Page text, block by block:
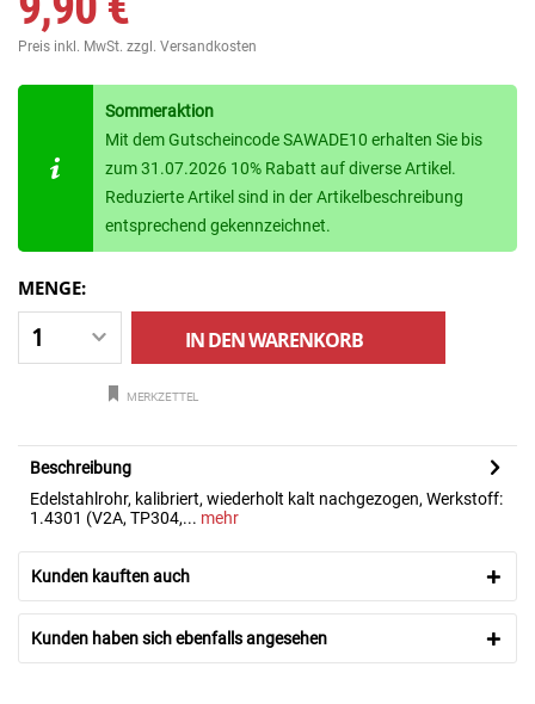
Preis inkl. MwSt. zzgl. Versandkosten
Sommeraktion
Mit dem Gutscheincode SAWADE10 erhalten Sie bis
zum 31.07.2026 10% Rabatt auf diverse Artikel.
Reduzierte Artikel sind in der Artikelbeschreibung
entsprechend gekennzeichnet.
MENGE:
IN DENWARENKORB
MERKZETTEL
Beschreibung
Edelstahlrohr, kalibriert, wiederholt kalt nachgezogen, Werkstoff:
1.4301 (V2A, TP304,... mehr
Kunden kauften auch
Kunden haben sich ebenfalls angesehen